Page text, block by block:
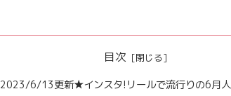
目次
2023/6/13更新★インスタ!リールで流行りの6月人